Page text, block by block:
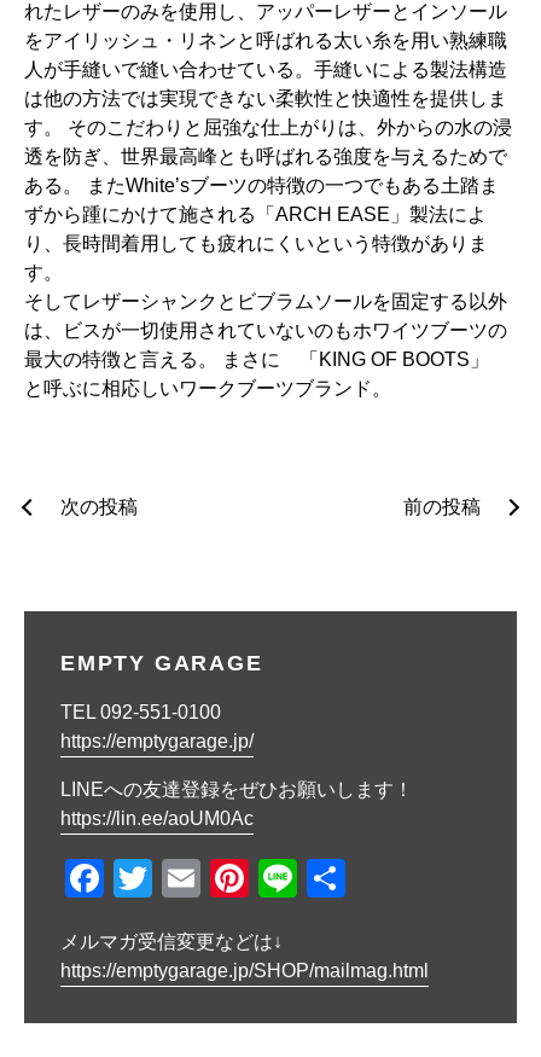
れたレザーのみを使用し、アッパーレザーとインソール
をアイリッシュ・リネンと呼ばれる太い糸を用い熟練職
人が手縫いで縫い合わせている。 手縫いによる製法構造
は他の方法では実現できない柔軟性と快適性を提供しま
す。 そのこだわりと屈強な仕上がりは、外からの水の浸
透を防ぎ、世界最高峰とも呼ばれる強度を与えるためで
ある。 またWhite’sブーツの特徴の一つでもある土踏ま
ずから踵にかけて施される「ARCH EASE」製法によ
り、長時間着用しても疲れにくいという特徴がありま
す。
そしてレザーシャンクとビブラムソールを固定する以外
は、ビスが一切使用されていないのもホワイツブーツの
最大の特徴と言える。 まさに
「KING OF BOOTS」
と呼ぶに相応しいワークブーツブランド。
投
前の投稿
次の投稿
EMPTY GARAGE
TEL 092-551-0100
https://emptygarage.jp/
LINEへの友達登録をぜひお願いします！
https://lin.ee/aoUM0Ac
F
c
e
b
T
tt
er
E
ail
Pi
er
e
st
Li
e
メルマガ受信変更などは↓
https://emptygarage.jp/SHOP/mailmag.html